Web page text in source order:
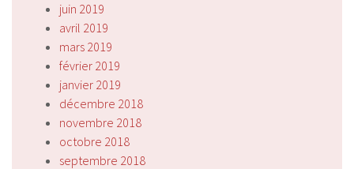
juin 2019
avril 2019
mars 2019
février 2019
janvier 2019
décembre 2018
novembre 2018
octobre 2018
septembre 2018